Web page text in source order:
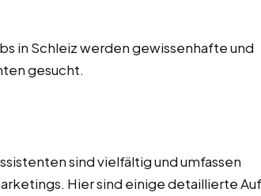
in Schleiz werden gewissenhafte und
gesucht.
sind vielfältig und umfassen
Hier sind einige detaillierte